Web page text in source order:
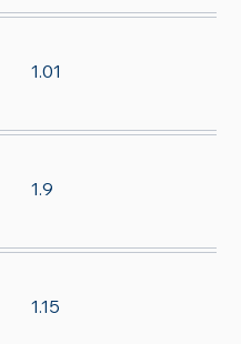
1.01
1.9
1.15